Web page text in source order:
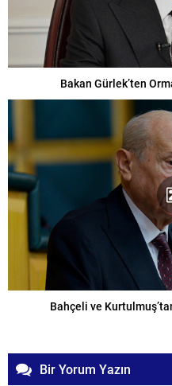
Bakan Gürlek’ten
Bahçeli ve
Bir Yorum Yazın